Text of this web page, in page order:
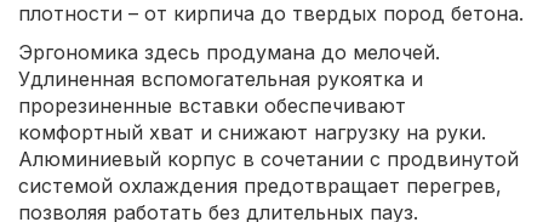
плотности – от кирпича до твердых пород бетона.
Эргономика здесь продумана до мелочей.
Удлиненная вспомогательная рукоятка и
прорезиненные вставки обеспечивают
комфортный хват и снижают нагрузку на руки.
Алюминиевый корпус в сочетании с продвинутой
системой охлаждения предотвращает перегрев,
позволяя работать без длительных пауз.